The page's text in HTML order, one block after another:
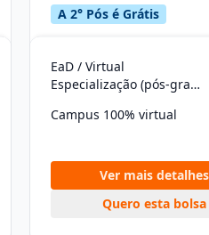
A 2° Pós é Grátis
EaD / Virtual
Especialização (pós-graduação)
Campus 100% virtual
Ver mais detalhes
Quero esta bolsa